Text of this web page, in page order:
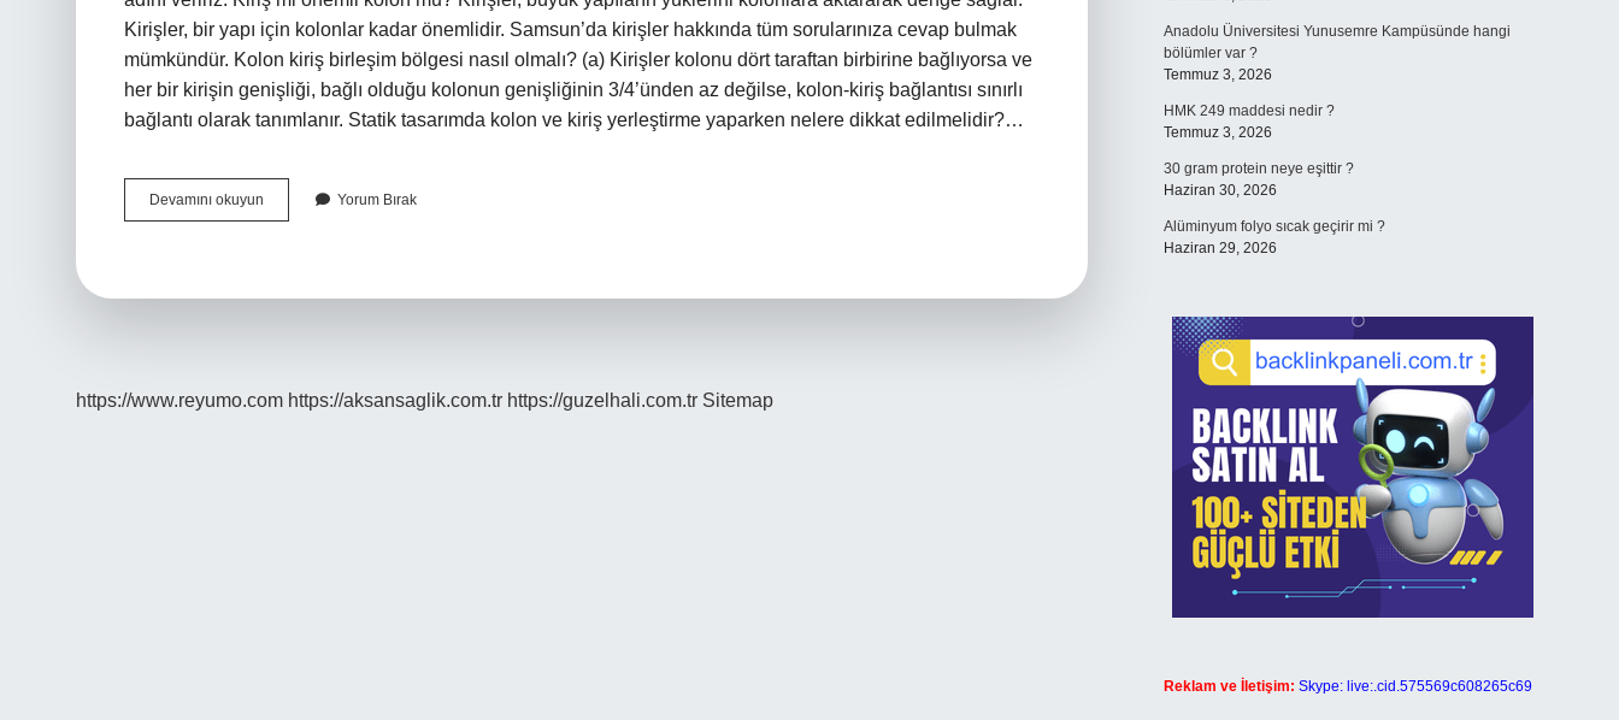
Kirişler, bir yapı için kolonlar kadar önemlidir. Samsun’da kirişler hakkında tüm sorularınıza cevap bulmak
mümkündür. Kolon kiriş birleşim bölgesi nasıl olmalı? (a) Kirişler kolonu dört taraftan birbirine bağlıyorsa ve
her bir kirişin genişliği, bağlı olduğu kolonun genişliğinin 3/4’ünden az değilse, kolon-kiriş bağlantısı sınırlı
bağlantı olarak tanımlanır. Statik tasarımda kolon ve kiriş yerleştirme yaparken nelere dikkat edilmelidir?…
Devamını okuyun
Ve
Yorum Bırak
https://www.reyumo.com https://aksansaglik.com.tr https://guzelhali.com.tr Sitemap
Anadolu Üniversitesi Yunusemre Kampüsünde hangi
bölümler var ?
Temmuz 3, 2026
HMK 249 maddesi nedir ?
Temmuz 3, 2026
30 gram protein neye eşittir ?
Haziran 30, 2026
Alüminyum folyo sıcak geçirir mi ?
Haziran 29, 2026
Reklam ve İletişim: Skype: live:.cid.575569c608265c69